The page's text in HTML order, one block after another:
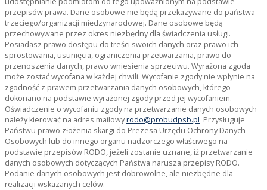
przepisów prawa. Dane osobowe nie będą przekazywane do państwa
trzeciego/organizacji międzynarodowej. Dane osobowe będą
przechowywane przez okres niezbędny dla świadczenia usługi.
Posiadasz prawo dostępu do treści swoich danych oraz prawo ich
sprostowania, usunięcia, ograniczenia przetwarzania, prawo do
przenoszenia danych, prawo wniesienia sprzeciwu. Wyrażona zgoda
może zostać wycofana w każdej chwili. Wycofanie zgody nie wpłynie na
zgodność z prawem przetwarzania danych osobowych, którego
dokonano na podstawie wyrażonej zgody przed jej wycofaniem.
Oświadczenie o wycofaniu zgody na przetwarzanie danych osobowych
należy kierować na adres mailowyrodo@probudpsb.pl Przysługuje
Państwu prawo złożenia skargi do Prezesa Urzędu Ochrony Danych
Osobowych lub do innego organu nadzorczego właściwego na
podstawie przepisów RODO, jeżeli zostanie uznane, iż przetwarzanie
danych osobowych dotyczących Państwa narusza przepisy RODO.
Podanie danych osobowych jest dobrowolne, ale niezbędne dla
realizacji wskazanych celów.